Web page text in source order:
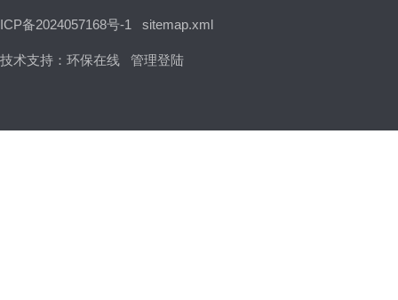
ICP备2024057168号-1 sitemap.xml
技术支持： 环保在线 管理登陆